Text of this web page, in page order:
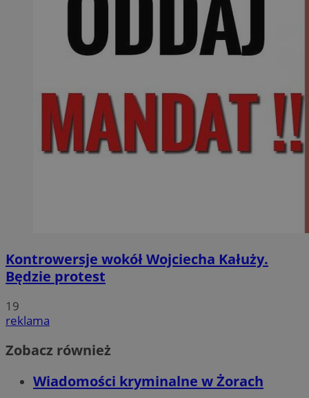
Kontrowersje wokół Wojciecha Kałuży.
Będzie protest
19
reklama
Zobacz również
Wiadomości kryminalne w Żorach